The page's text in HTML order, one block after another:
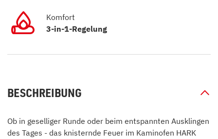
Komfort
3-in-1-Regelung
BESCHREIBUNG
Ob in geselliger Runde oder beim entspannten Ausklingen
des Tages - das knisternde Feuer im Kaminofen HARK